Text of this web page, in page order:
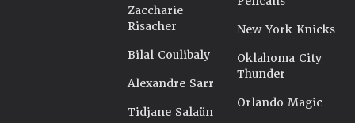
Zaccharie
Risacher
Bilal Coulibaly
Alexandre Sarr
Tidjane Salaün
New York Knicks
Oklahoma City
Thunder
Orlando Magic